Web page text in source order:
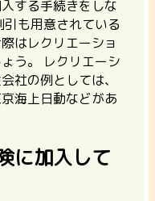
する手続きをしな
も用意されている
はレクリエーショ
う。
レクリエーシ
社の例としては、
海上日動などがあ
に加入して